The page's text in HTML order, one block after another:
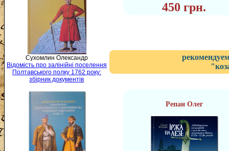
Сухомлин Олександр
Відомість про залінійні поселення
Полтавського полку 1762 року:
збірник документів
450 грн.
Репан Олег